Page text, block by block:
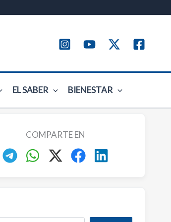
EL SABER BIENESTAR
COMPARTE EN